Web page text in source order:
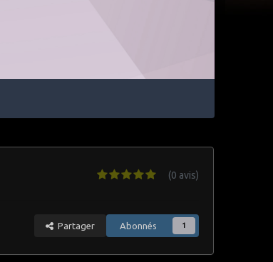
(0 avis)
Partager Abonnés 1